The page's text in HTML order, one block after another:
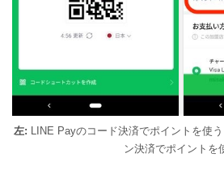
左: LINE Payのコード決済でポイントを使う
ン決済でポイントを